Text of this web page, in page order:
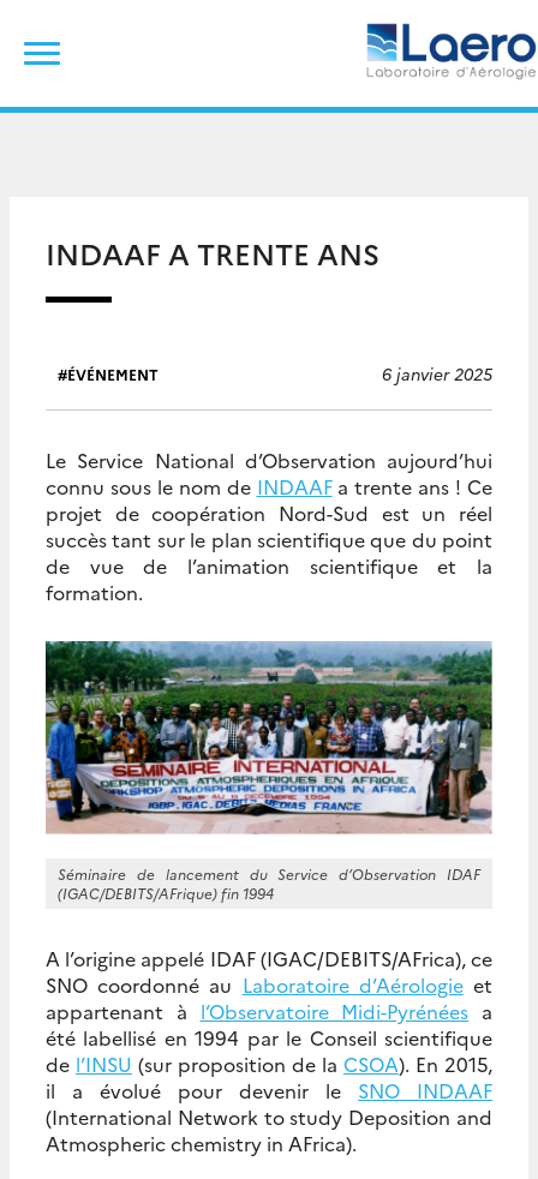
content
INDAAF A TRENTE ANS
ÉVÉNEMENT 6 janvier 2025
Le Service National d’Observation aujourd’hui
connu sous le nom de INDAAFa trente ans ! Ce
projet de coopération Nord-Sud est un réel
succès tant sur le plan scientifique que du point
de vue de l’animation scientifique et la
formation.
Séminaire de lancement du Service d’Observation IDAF
(IGAC/DEBITS/AFrique) fin 1994
A l’origine appelé IDAF (IGAC/DEBITS/AFrica), ce
SNO coordonné au Laboratoire d’Aérologieet
appartenant à l’Observatoire Midi-Pyrénées a
été labellisé en 1994 par le Conseil scientifique
de l’INSU (sur proposition de la CSOA). En 2015,
il a évolué pour devenir le SNO INDAAF
(International Network to study Deposition and
Atmospheric chemistry in AFrica).